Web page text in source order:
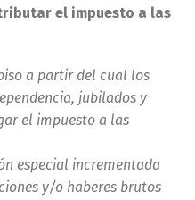
el impuesto a las
a partir del cual los
jubilados y
el impuesto a las
especial incrementada
y/o haberes brutos